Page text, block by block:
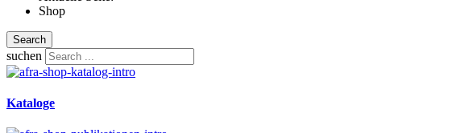
Shop
Search
suchen
Kataloge